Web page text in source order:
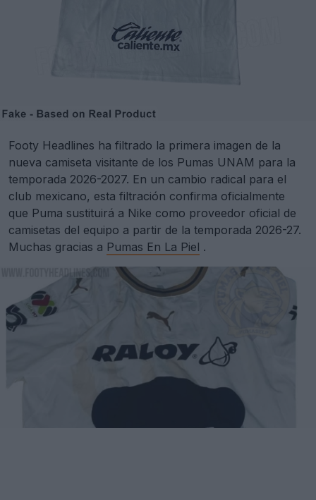
Footy Headlines ha filtrado la primera imagen de la
nueva camiseta visitante de los Pumas UNAM para la
temporada 2026-2027. En un cambio radical para el
club mexicano, esta filtración confirma oficialmente
que Puma sustituirá a Nike como proveedor oficial de
camisetas del equipo a partir de la temporada 2026-27.
Muchas gracias a Pumas En La Piel .